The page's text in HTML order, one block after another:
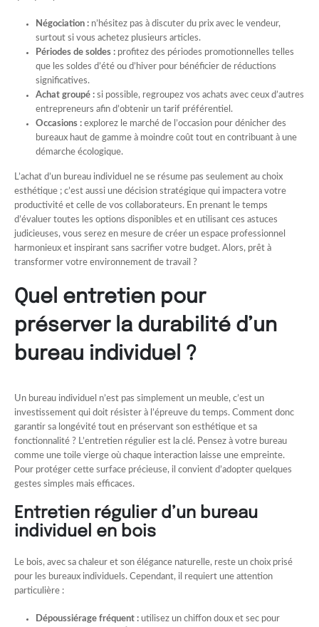
Négociation :n’hésitez pas à discuter du prix avec le vendeur,
surtout si vous achetez plusieurs articles.
Périodes de soldes :profitez des périodes promotionnelles telles
que les soldes d’été ou d’hiver pour bénéficier de réductions
significatives.
Achat groupé :si possible, regroupez vos achats avec ceux d’autres
entrepreneurs afin d’obtenir un tarif préférentiel.
Occasions :explorez le marché de l’occasion pour dénicher des
bureaux haut de gamme à moindre coût tout en contribuant à une
démarche écologique.
L’achat d’un bureau individuel ne se résume pas seulement au choix
esthétique ; c’est aussi une décision stratégique qui impactera votre
productivité et celle de vos collaborateurs. En prenant le temps
d’évaluer toutes les options disponibles et en utilisant ces astuces
judicieuses, vous serez en mesure de créer un espace professionnel
harmonieux et inspirant sans sacrifier votre budget. Alors, prêt à
transformer votre environnement de travail ?
Quel entretien pour
préserver la durabilité d’un
bureau individuel ?
Un bureau individuel n’est pas simplement un meuble, c’est un
investissement qui doit résister à l’épreuve du temps. Comment donc
garantir sa longévité tout en préservant son esthétique et sa
fonctionnalité ? L’entretien régulier est la clé. Pensez à votre bureau
comme une toile vierge où chaque interaction laisse une empreinte.
Pour protéger cette surface précieuse, il convient d’adopter quelques
gestes simples mais efficaces.
Entretien régulier d’un bureau
individuel en bois
Le bois, avec sa chaleur et son élégance naturelle, reste un choix prisé
pour les bureaux individuels. Cependant, il requiert une attention
particulière :
Dépoussiérage fréquent :utilisez un chiffon doux et sec pour